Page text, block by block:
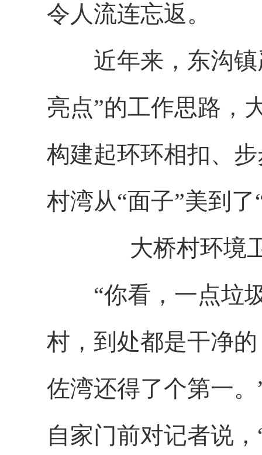
令人流连忘返。
近年来，东沟镇
亮点”的工作思路，
构建起环环相扣、
村湾从“面子”美到了
大桥村环境
“你看，一点垃圾
村，到处都是干净
佐湾还得了个第一
自家门前对记者说